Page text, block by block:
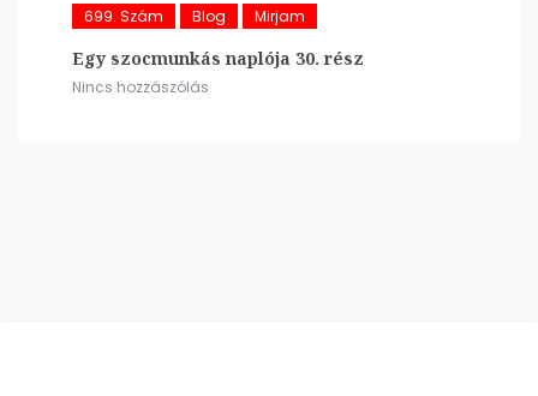
699. Szám Blog Mirjam
Egy szocmunkás naplója 30. rész
Nincs hozzászólás